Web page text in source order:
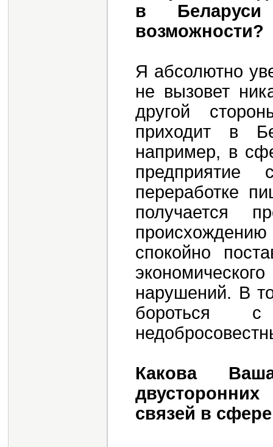
в Беларуси
возможности?
Я абсолютно
не вызовет
другой
приходит в
например, в
переработке
получается
спокойно
нарушений. В
бороться
Какова
связей в